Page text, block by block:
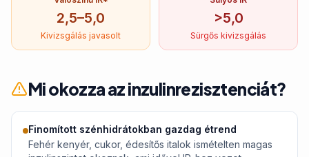
2,5–5,0
Kivizsgálás javasolt
>5,0
Sürgős kivizsgálás
Mi okozza az inzulinrezisztenciát?
Finomított szénhidrátokban gazdag étrend
Fehér kenyér, cukor, édesítős italok ismételten magas